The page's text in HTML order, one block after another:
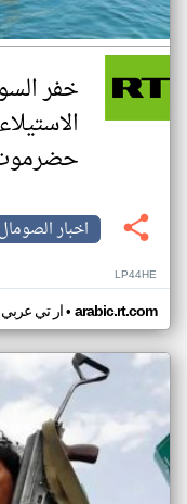
خفر
اخبار الصومال
LP44HE
ار تي عربي• arabic.rt.com